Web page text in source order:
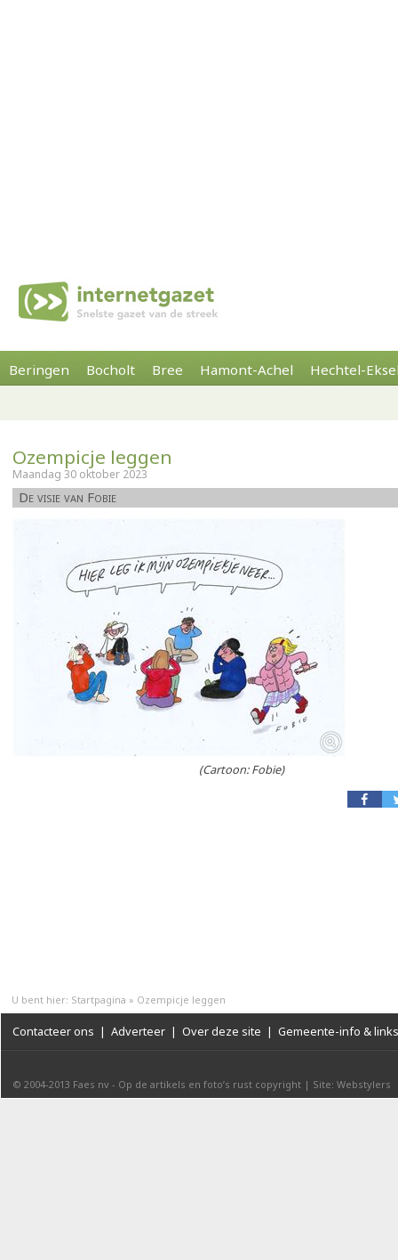
Beringen Bocholt Bree Hamont-Achel Hechtel-
Ozempicje leggen
Maandag 30 oktober 2023
De visie van Fobie
(Cartoon: Fobie)
U bent hier: Startpagina » Ozempicje leggen
Contacteer ons | Adverteer | Over deze site | Gemeente-info & links
© 2004-2013 Faes nv - Op de artikels en foto’s rust copyright | Site: Webstylers